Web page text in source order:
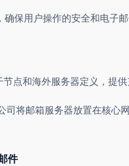
保用户操作的安全和电子
点和海外服务器定义，提
将邮箱服务器放置在核
件